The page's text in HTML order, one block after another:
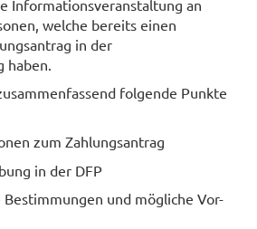
Informationsveranstaltung an
welche bereits einen
in der
folgende Punkte
zum Zahlungsantrag
in der DFP
und mögliche Vor-